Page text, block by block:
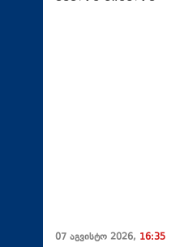
07 აგვისტო 2026, 16:35